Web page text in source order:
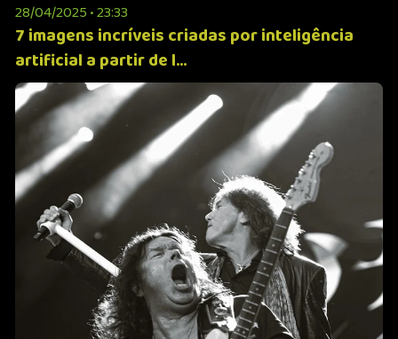
28/04/2025 • 23:33
7 imagens incríveis criadas por inteligência
artificial a partir de l...